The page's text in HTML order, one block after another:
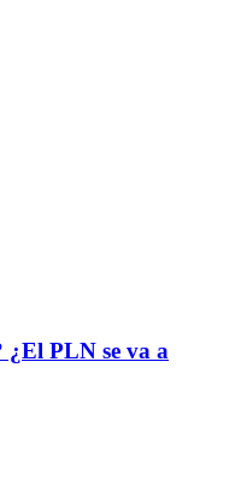
PLN se va a